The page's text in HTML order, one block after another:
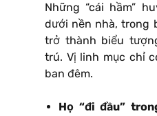
Những “cái hầm”
dưới nền nhà, trong
trở thành biểu
trú. Vị linh mục chỉ
ban đêm.
Họ “đi đầu”